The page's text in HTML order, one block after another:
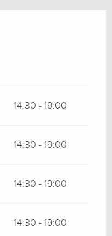
2026
14:30 - 19:00
14:30 - 19:00
14:30 - 19:00
14:30 - 19:00